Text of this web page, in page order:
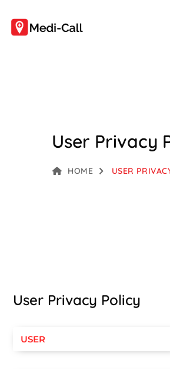
User Privacy
HOME USER
User Privacy Policy
USER